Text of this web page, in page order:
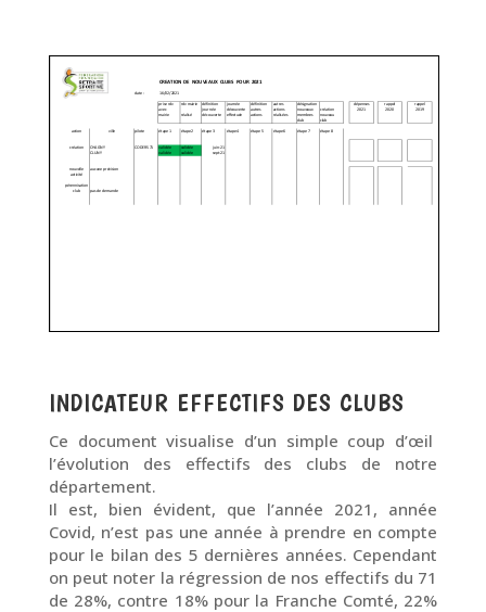
INDICATEUR EFFECTIFS DES CLUBS
Ce document visualise d’un simple coup d’œil
l’évolution des effectifs des clubs de notre
département.
Il est, bien évident, que l’année 2021, année
Covid, n’est pas une année à prendre en compte
pour le bilan des 5 dernières années. Cependant
on peut noter la régression de nos effectifs du 71
de 28%, contre 18% pour la Franche Comté, 22%